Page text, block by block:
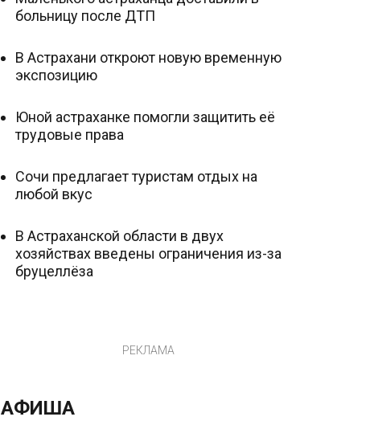
больницу после ДТП
В Астрахани откроют новую временную
экспозицию
Юной астраханке помогли защитить её
трудовые права
Сочи предлагает туристам отдых на
любой вкус
В Астраханской области в двух
хозяйствах введены ограничения из-за
бруцеллёза
РЕКЛАМА
АФИША